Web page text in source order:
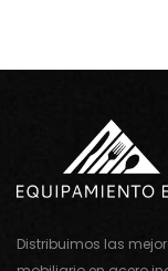
Distribuimos las